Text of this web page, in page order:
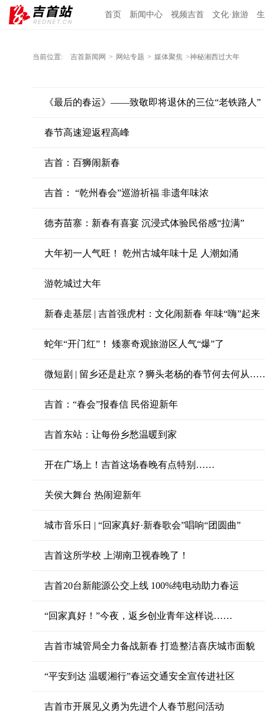
首页 新闻中心 视频吉首 文化·旅游
当前位置: 吉首新闻网 > 网站专题 > 媒体聚焦 >神秘湘西过大年
《最后的春运》——致敬即将退休的三位“老铁路人”
春节高速迎返程高峰
吉首：百狮闹新春
吉首： “乾州春会”巡游祈福 非遗年味浓
德夯苗寨：新春有喜宴 沉浸式体验民俗感“拉满”
大年初一人气旺！ 乾州古城年味十足 人潮如涌
游乾城过大年
新春走基层 | 吉首强虎村：文化闹新春 年味“嗨”起来
蛇年“开门红”！ 矮寨奇观旅游区人气“爆”了
微短剧 | 留乡还是赴京？狮头老杨的春节何去何从
吉首：“春会”报春信 民俗迎新年
吉首东站：让每份乡愁温暖到家
开在广场上！吉首这场春晚有点特别……
关侯大舞台 热闹迎新年
城市音乐日 | “回家真好·新春歌会”唱响“团圆曲”
吉首这所学校 上湖南卫视春晚了！
吉首20台新能源公交上线 100%纯电动助力春运
“回家真好！”今夜，返乡创业青年这样说……
吉首市城管局全力备战新春 打造整洁喜庆城市面貌
“平安到达 温暖湘行”春运交通安全宣传进社区
吉首市开展见义勇为先进个人春节慰问活动